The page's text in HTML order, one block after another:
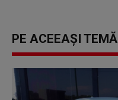
PE ACEEAȘI TEMĂ